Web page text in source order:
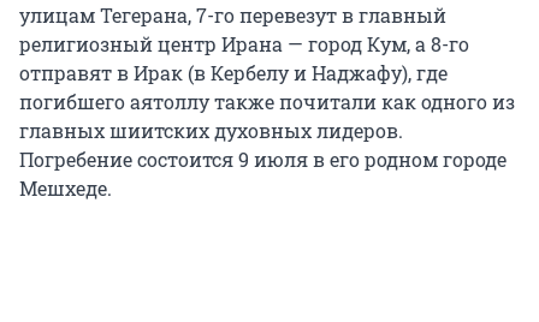
улицам Тегерана, 7-го перевезут в главный
религиозный центр Ирана — город Кум, а 8-го
отправят в Ирак (в Кербелу и Наджафу), где
погибшего аятоллу также почитали как одного из
главных шиитских духовных лидеров.
Погребение состоится 9 июля в его родном городе
Мешхеде.